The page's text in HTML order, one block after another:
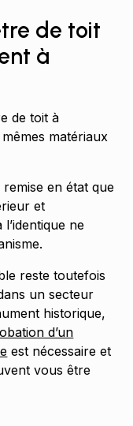
de toit
à
de toit à
matériaux
remise en état que
et
ne
reste toutefois
un secteur
historique,
d’un
est nécessaire et
vous être